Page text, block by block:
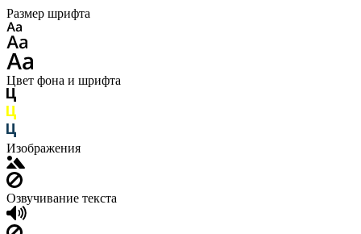
Размер шрифта
Цвет фона и шрифта
Изображения
Озвучивание текста